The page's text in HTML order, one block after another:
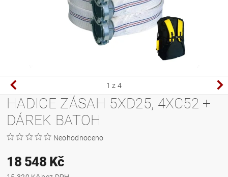
1 z 4
HADICE ZÁSAH 5XD25, 4XC52 +
DÁREK BATOH
Neohodnoceno
18 548 Kč